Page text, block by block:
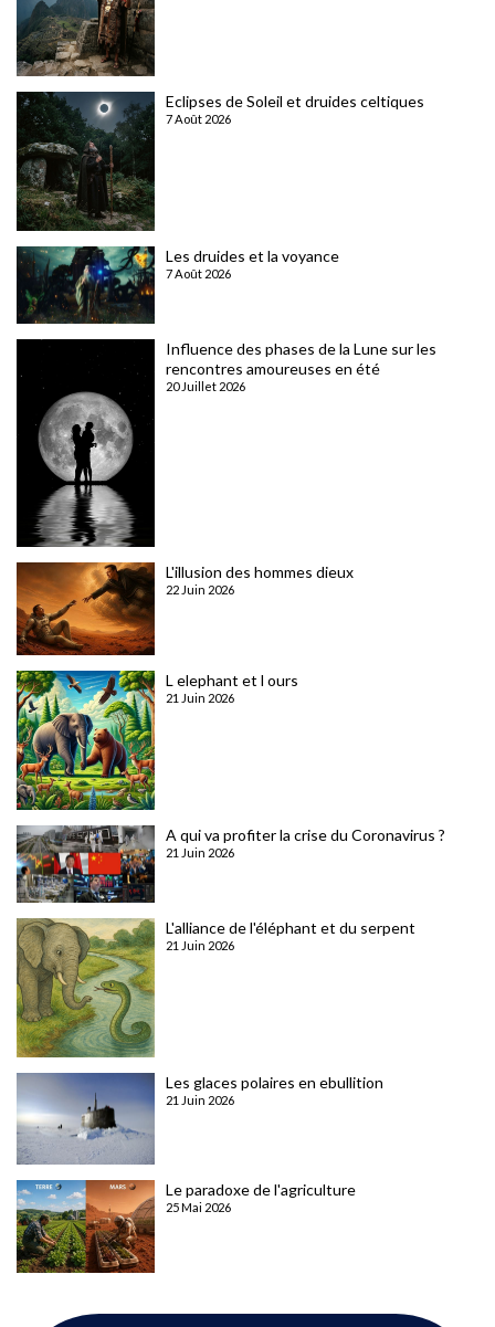
Eclipses de Soleil et druides celtiques
7 Août 2026
Les druides et la voyance
7 Août 2026
Influence des phases de la Lune sur les
rencontres amoureuses en été
20 Juillet 2026
L'illusion des hommes dieux
22 Juin 2026
L elephant et l ours
21 Juin 2026
A qui va profiter la crise du Coronavirus ?
21 Juin 2026
L'alliance de l'éléphant et du serpent
21 Juin 2026
Les glaces polaires en ebullition
21 Juin 2026
Le paradoxe de l'agriculture
25 Mai 2026